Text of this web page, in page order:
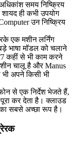
समय निष्क्रिय
ही कभी उपयोग
उन निष्क्रिय
एक मशीन लर्निंग
भाषा मॉडल को चलाने
कहीं से भी काम करने
चालू है और Manus
अपने किसी भी
से एक निर्देश भेजते हैं,
कर देता है। क्लाउड
सबसे अच्छा रूप है।